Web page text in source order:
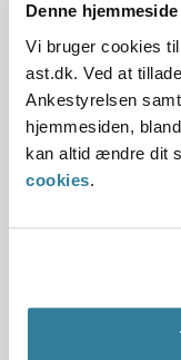
Denne
Vi bruger cookies
ast.dk. Ved at
Ankestyrelsen
hjemmesiden,
kan altid ændre dit
cookies.
30.08.2013
04.12.2013
Paragraf